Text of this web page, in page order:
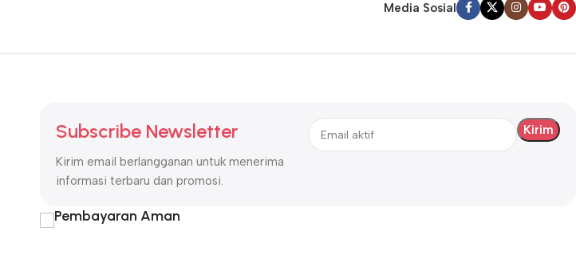
Media Sosial
Subscribe Newsletter
Kirim email berlangganan untuk menerima
informasi terbaru dan promosi.
Pembayaran Aman